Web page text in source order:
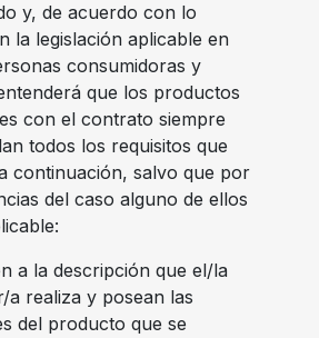
y, de acuerdo con lo
la legislación aplicable en
consumidoras y
que los productos
con el contrato siempre
todos los requisitos que
continuación, salvo que por
del caso alguno de ellos
a la descripción que el/la
a realiza y posean las
del producto que se